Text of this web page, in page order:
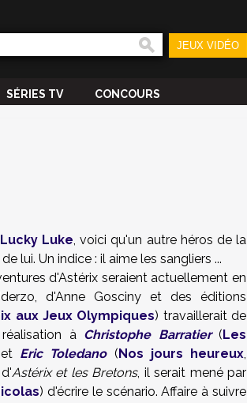
JEUX VIDÉO
SÉRIES TV CONCOURS
Lucky Luke, voici qu'un autre héros de la
lui. Un indice : il aime les sangliers ...
d'Astérix seraient actuellement en
d'Anne Gosciny et des éditions
aux Jeux Olympiques) travaillerait de
à Christophe Barratier(Les
Eric Toledano(Nos jours heureux,
Astérix et les Bretons, il serait mené par
) d'écrire le scénario. Affaire à suivre